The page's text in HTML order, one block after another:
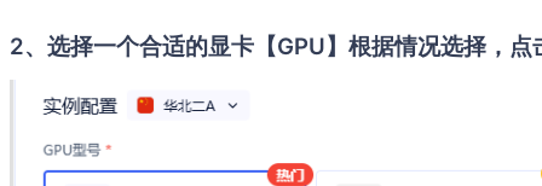
2、选择一个合适的显卡【GPU】根据情况选择，